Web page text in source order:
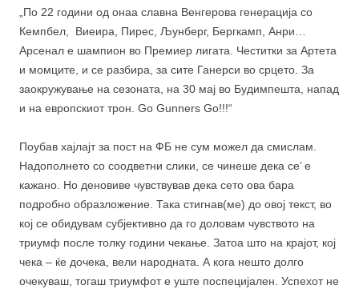
„По 22 години од онаа славна Венгерова генерација со
Кемпбел, Виеира, Пирес, Љунберг, Бергкамп, Анри…
Арсенал е шампион во Премиер лигата. Честитки за Артета
и момците, и се разбира, за сите Ганерси во срцето. За
заокружување на сезоната, на 30 мај во Будимпешта, напад
и на европскиот трон. Go Gunners Go!!!“
Поубав хајлајт за пост на ФБ не сум можел да смислам.
Надополнето со соодветни слики, се чинеше дека се’ е
кажано. Но деновиве чувствував дека сето ова бара
подробно образложение. Така стигнав(ме) до овој текст, во
кој се обидувам субјективно да го доловам чувството на
триумф после толку години чекање. Затоа што на крајот, кој
чека – ќе дочека, вели народната. А кога нешто долго
очекуваш, тогаш триумфот е уште поспецијален. Успехот не